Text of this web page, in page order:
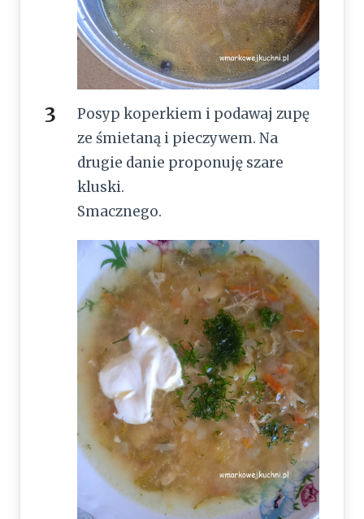
Posyp koperkiem i podawaj zupę
ze śmietaną i pieczywem. Na
drugie danie proponuję szare
kluski.
Smacznego.